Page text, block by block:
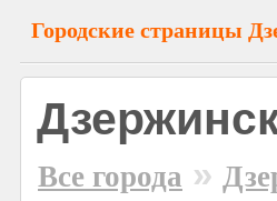
Городские страницы
Все города »